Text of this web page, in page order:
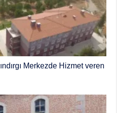
Merkezde Hizmet veren